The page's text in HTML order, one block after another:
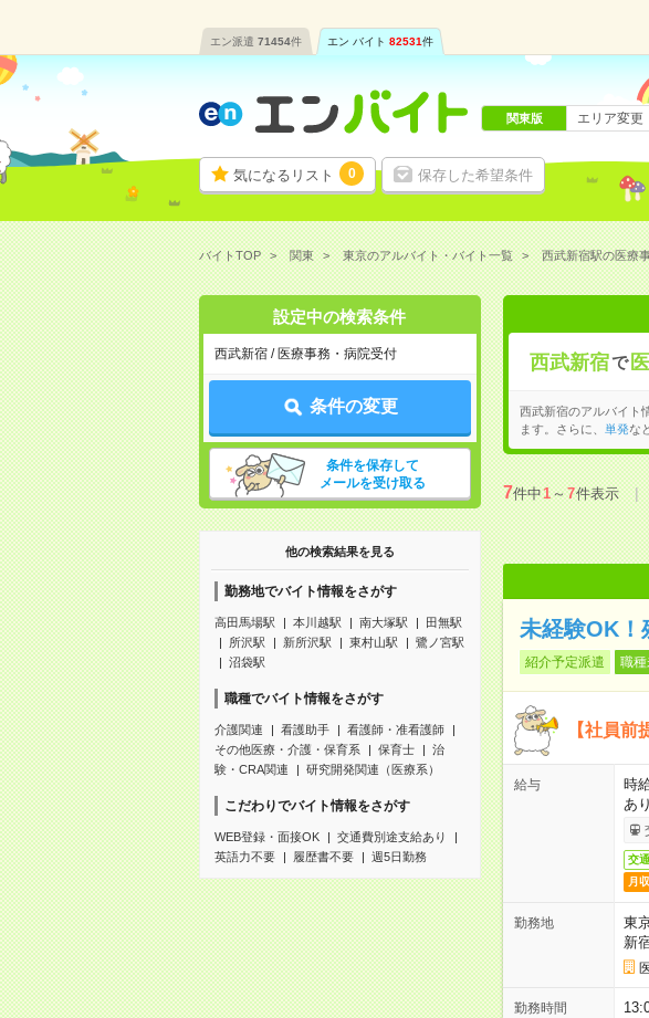
エン派遣 71454件 エン バイト 82531件
気になるリスト 0 保存した希望条件
関東版 エリア変更
バイトTOP 関東 東京のアルバイト・バイト一覧 西武新宿駅の医療
設定中の検索条件
西武新宿 / 医療事務・病院受付
条件の変更
条件を保存して
メールを受け取る
他の検索結果を見る
勤務地でバイト情報をさがす
高田馬場駅 本川越駅 南大塚駅
田無駅
所沢駅
新所沢駅 東村山駅
鷺ノ宮駅
沼袋駅
職種でバイト情報をさがす
介護関連 看護助手
看護師・准看護師
その他医療・介護・保育系
保育士
治
験・CRA関連
研究開発関連（医療系）
こだわりでバイト情報をさがす
WEB登録・面接OK
交通費別途支給あり
英語力不要
履歴書不要 週5日勤務
西武新宿で
西武新宿のアルバイト
ます。さらに、
単発な
7件中1～7件表示
未経験OK
紹介予定派遣 職種
【社員
給与
時
あ
交
月
勤務地
東
新
勤務時間